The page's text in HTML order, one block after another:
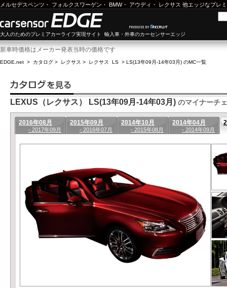
メルセデスベンツ ・ フォルクスワーゲン ・ BMW・ アウディ ・ レクサス 他エッジなプレ
大人のためのプレミアカーライフ実現サイト 輸入車・外車のカーセンサーエッジ
新車時価格はメーカー発表当時の価格です
EDGE.net > カタログ > レクサス > レクサス LS > LS(13年09月-14年03月) のMC一覧
LEXUS（レクサス） LS(13年09月-14年03月) のマイナーチ
2016年08月
- 2017年09月
2015年09月
- 2016年07月
2014年10月
- 2015年08月
2014年04月
- 2014年09月